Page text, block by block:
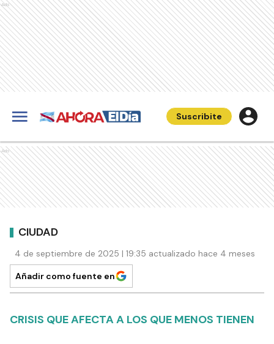
Ads
Suscribite
Ads
CIUDAD
4 de septiembre de 2025 | 19:35 actualizado hace 4 meses
Añadir como fuente en
CRISIS QUE AFECTA A LOS QUE MENOS TIENEN